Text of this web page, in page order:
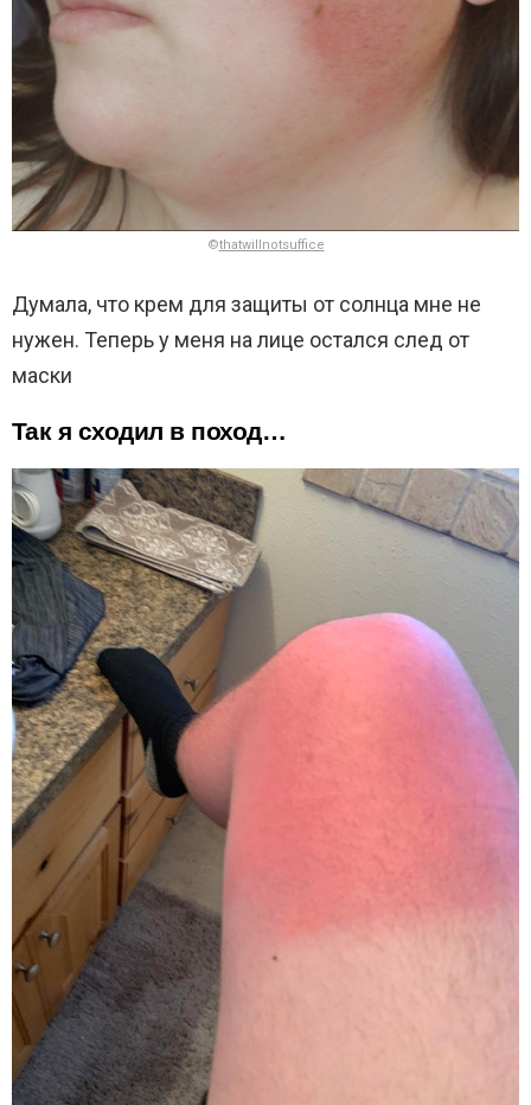
©thatwillnotsuffice
Думала, что крем для защиты от солнца мне не
нужен. Теперь у меня на лице остался след от
маски
Так я сходил в поход…